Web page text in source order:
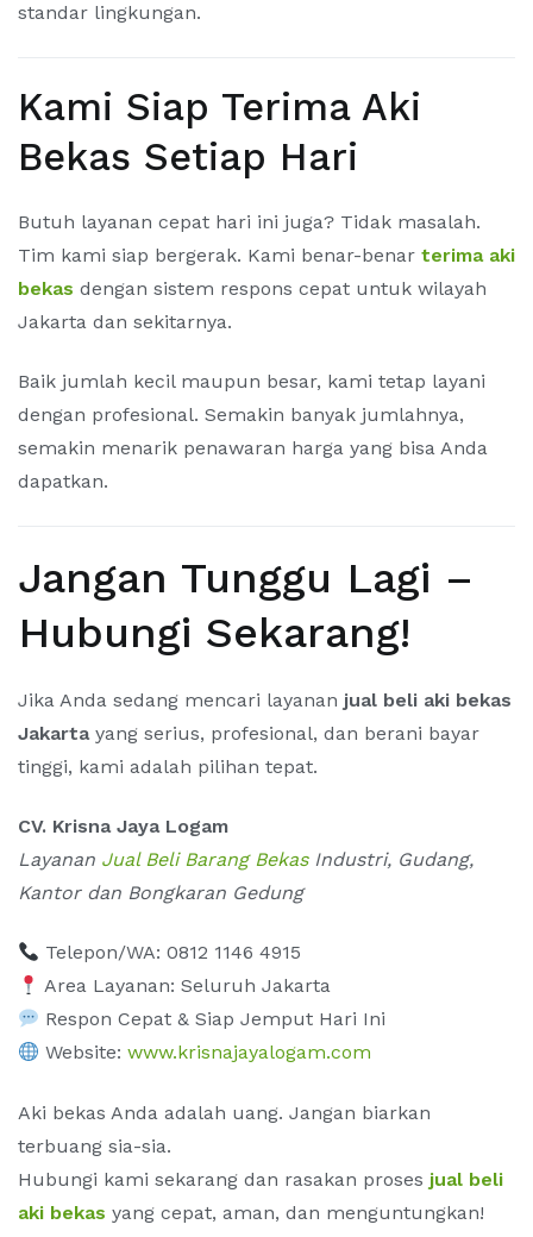
standar lingkungan.
Kami Siap Terima Aki
Bekas Setiap Hari
Butuh layanan cepat hari ini juga? Tidak masalah.
Tim kami siap bergerak. Kami benar-benar terima aki
bekas dengan sistem respons cepat untuk wilayah
Jakarta dan sekitarnya.
Baik jumlah kecil maupun besar, kami tetap layani
dengan profesional. Semakin banyak jumlahnya,
semakin menarik penawaran harga yang bisa Anda
dapatkan.
Jangan Tunggu Lagi –
Hubungi Sekarang!
Jika Anda sedang mencari layanan jual beli aki bekas
Jakartayang serius, profesional, dan berani bayar
tinggi, kami adalah pilihan tepat.
CV. Krisna Jaya Logam
Layanan Jual Beli Barang BekasIndustri, Gudang,
Kantor dan Bongkaran Gedung
Telepon/WA: 0812 1146 4915
Area Layanan: Seluruh Jakarta
Respon Cepat & Siap Jemput Hari Ini
Website:www.krisnajayalogam.com
Aki bekas Anda adalah uang. Jangan biarkan
terbuang sia-sia.
Hubungi kami sekarang dan rasakan proses jual beli
aki bekas yang cepat, aman, dan menguntungkan!